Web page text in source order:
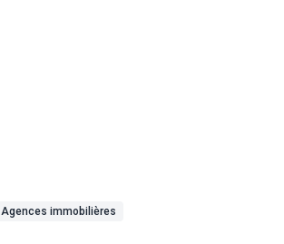
Agences immobilières